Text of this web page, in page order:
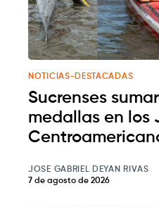
NOTICIAS-DESTACADAS
Sucrenses
medallas en los
JOSE GABRIEL DEYAN RIVAS
7 de agosto de 2026